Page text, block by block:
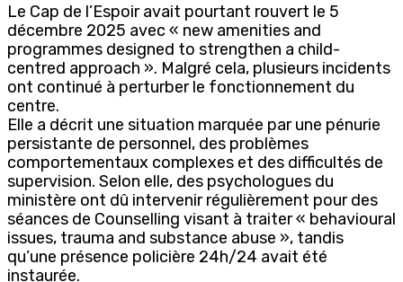
Le Cap de l’Espoir avait pourtant rouvert le 5
décembre 2025 avec « new amenities and
programmes designed to strengthen a child-
centred approach ». Malgré cela, plusieurs incidents
ont continué à perturber le fonctionnement du
centre.
Elle a décrit une situation marquée par une pénurie
persistante de personnel, des problèmes
comportementaux complexes et des difficultés de
supervision. Selon elle, des psychologues du
ministère ont dû intervenir régulièrement pour des
séances de Counselling visant à traiter « behavioural
issues, trauma and substance abuse », tandis
qu’une présence policière 24h/24 avait été
instaurée.